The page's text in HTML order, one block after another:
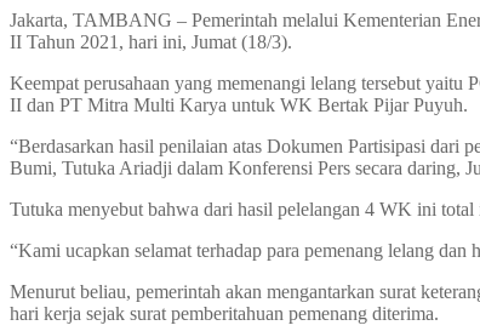
Jakarta, TAMBANG – Pemerintah melalui Kementerian
II Tahun 2021, hari ini, Jumat (18/3).
Keempat perusahaan yang memenangi lelang tersebut
II dan PT Mitra Multi Karya untuk WK Bertak Pijar Puyuh.
“Berdasarkan hasil penilaian atas Dokumen Partisipasi dari
Bumi, Tutuka Ariadji dalam Konferensi Pers secara daring,
Tutuka menyebut bahwa dari hasil pelelangan 4 WK ini
“Kami ucapkan selamat terhadap para pemenang lelang
Menurut beliau, pemerintah akan mengantarkan surat
hari kerja sejak surat pemberitahuan pemenang diterima.